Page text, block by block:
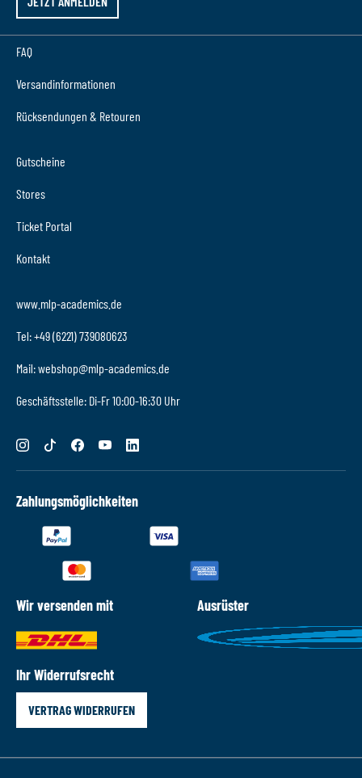
FAQ
Versandinformationen
Rücksendungen & Retouren
Gutscheine
Stores
Ticket Portal
Kontakt
www.mlp-academics.de
Tel: +49 (6221) 739080623
Mail: webshop@mlp-academics.de
Geschäftsstelle: Di-Fr 10:00-16:30 Uhr
Zahlungsmöglichkeiten
Wir versenden mit Ausrüster
Ihr Widerrufsrecht
VERTRAG WIDERRUFEN